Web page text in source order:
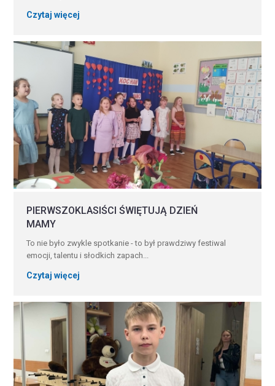
Czytaj więcej
PIERWSZOKLASIŚCI ŚWIĘTUJĄ DZIEŃ
MAMY
To nie było zwykle spotkanie - to był prawdziwy festiwal
emocji, talentu i słodkich zapach...
Czytaj więcej